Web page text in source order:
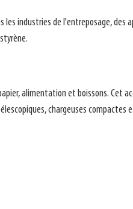
industries de l'entreposage, des
alimentation et boissons. Cet
chargeuses compactes